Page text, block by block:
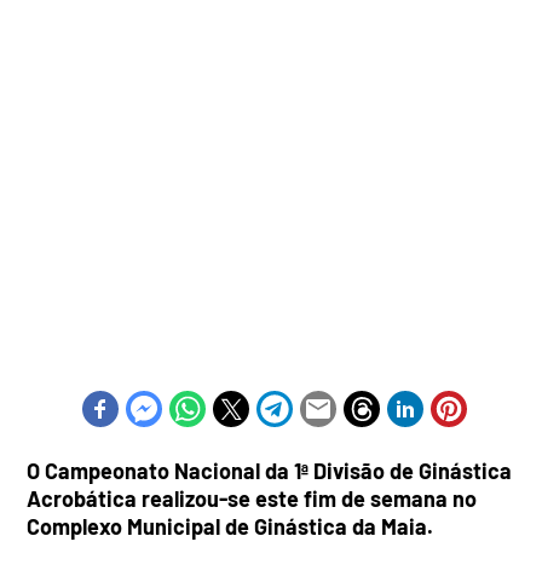
O Campeonato Nacional da 1ª Divisão de Ginástica
Acrobática realizou-se este fim de semana no
Complexo Municipal de Ginástica da Maia.